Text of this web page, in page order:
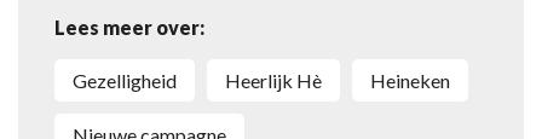
Lees meer over:
gezelligheid Heerlijk Hè Heineken
Nieuwe campagne